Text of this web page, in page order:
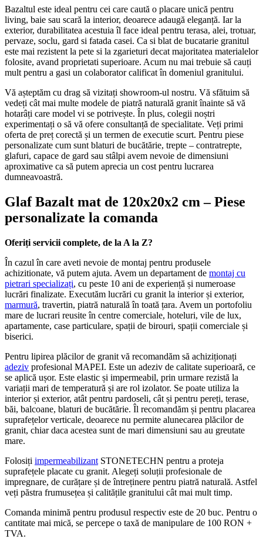
Bazaltul este ideal pentru cei care caută o placare unică pentru
living, baie sau scară la interior, deoarece adaugă eleganță. Iar la
exterior, durabilitatea acestuia îl face ideal pentru terasa, alei, trotuar,
pervaze, soclu, gard si fatada casei. Ca si blat de bucatarie granitul
este mai rezistent la pete si la zgarieturi decat majoritatea materialelor
folosite, avand proprietati superioare. Acum nu mai trebuie să cauți
mult pentru a gasi un colaborator calificat în domeniul granitului.
Vă așteptăm cu drag să vizitați showroom-ul nostru. Vă sfătuim să
vedeți cât mai multe modele de piatră naturală granit înainte să vă
hotarâți care model vi se potrivește. În plus, colegii noștri
experimentați o să vă ofere consultanță de specialitate. Veți primi
oferta de preț corectă și un termen de executie scurt. Pentru piese
personalizate cum sunt blaturi de bucătărie, trepte – contratrepte,
glafuri, capace de gard sau stâlpi avem nevoie de dimensiuni
aproximative ca să putem aprecia un cost pentru lucrarea
dumneavoastră.
Glaf Bazalt mat de 120x20x2 cm – Piese
personalizate la comanda
Oferiți servicii complete, de la A la Z?
În cazul în care aveti nevoie de montaj pentru produsele
achizitionate, vă putem ajuta. Avem un departament de montaj cu
pietrari specializați, cu peste 10 ani de experiență și numeroase
lucrări finalizate. Executăm lucrări cu granit la interior și exterior,
marmură, travertin, piatră naturală în toată țara. Avem un portofoliu
mare de lucrari reusite în centre comerciale, hoteluri, vile de lux,
apartamente, case particulare, spații de birouri, spații comerciale și
biserici.
Pentru lipirea plăcilor de granit vă recomandăm să achiziționați
adeziv profesional MAPEI. Este un adeziv de calitate superioară, ce
se aplică ușor. Este elastic și impermeabil, prin urmare rezistă la
variații mari de temperatură și are rol izolator. Se poate utiliza la
interior și exterior, atât pentru pardoseli, cât și pentru pereți, terase,
băi, balcoane, blaturi de bucătărie. Îl recomandăm și pentru placarea
suprafețelor verticale, deoarece nu permite alunecarea plăcilor de
granit, chiar daca acestea sunt de mari dimensiuni sau au greutate
mare.
Folosiți impermeabilizant STONETECHN pentru a proteja
suprafețele placate cu granit. Alegeți soluții profesionale de
impregnare, de curățare și de întreținere pentru piatră naturală. Astfel
veți păstra frumusețea și calitățile granitului cât mai mult timp.
Comanda minimă pentru produsul respectiv este de 20 buc. Pentru o
cantitate mai mică, se percepe o taxă de manipulare de 100 RON +
TVA.